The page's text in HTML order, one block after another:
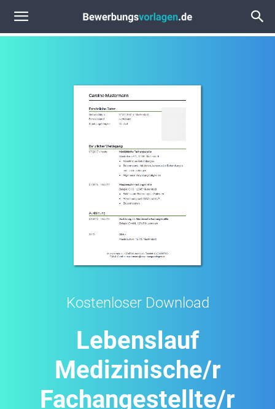
Kostenloser Download
Lebenslauf
Medizinische/r
Fachangestellte/r